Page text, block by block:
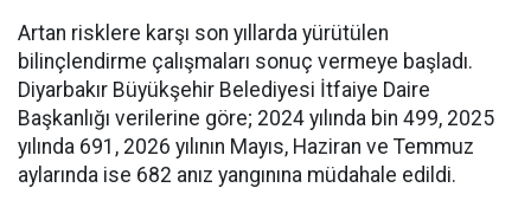
Artan risklere karşı son yıllarda yürütülen
bilinçlendirme çalışmaları sonuç vermeye başladı.
Diyarbakır Büyükşehir Belediyesi İtfaiye Daire
Başkanlığı verilerine göre; 2024 yılında bin 499, 2025
yılında 691, 2026 yılının Mayıs, Haziran ve Temmuz
aylarında ise 682 anız yangınına müdahale edildi.